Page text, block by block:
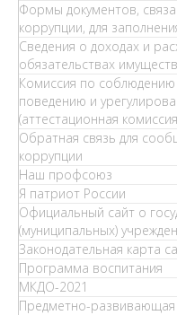
Формы документов,
коррупции, для
Сведения о доходах и
обязательствах
Комиссия по
поведению и
(аттестационная
Обратная связь для
коррупции
Наш профсоюз
Я патриот России
Официальный сайт о
(муниципальных)
Законодательная карта
Программа воспитания
МКДО-2021
Предметно-развивающая